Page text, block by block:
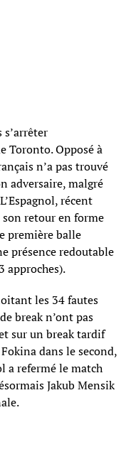
Toronto. Opposé à
n’a pas trouvé
adversaire, malgré
récent
retour en forme
première balle
présence redoutable
approches).
les 34 fautes
break n’ont pas
sur un break tardif
dans le second,
a refermé le match
Jakub Mensik